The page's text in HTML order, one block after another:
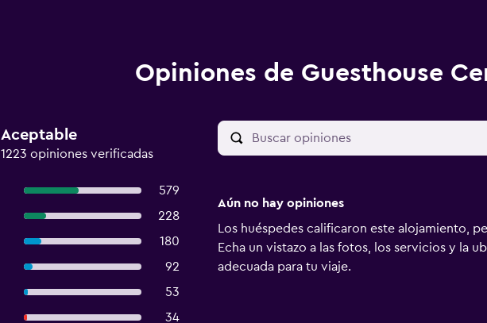
Opiniones de Guesthouse
Aceptable
1223 opiniones verificadas
579
228
180
92
53
34
Aún no hay opiniones
Los huéspedes calificaron este alojamiento,
Echa un vistazo a las fotos, los servicios y la
adecuada para tu viaje.